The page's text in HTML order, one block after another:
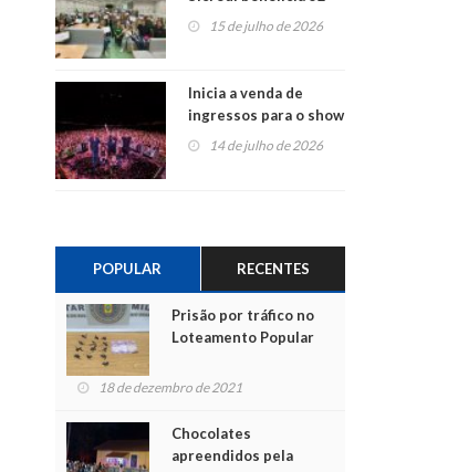
projetos em
Montenegro
15 de julho de 2026
Inicia a venda de
ingressos para o show
do Jota Quest nos 45
14 de julho de 2026
POPULAR RECENTES
Prisão por tráfico no
Loteamento Popular
18 de dezembro de 2021
Chocolates
apreendidos pela